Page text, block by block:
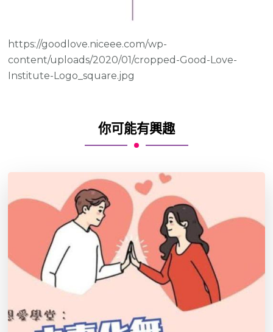
https://goodlove.niceee.com/wp-
content/uploads/2020/01/cropped-Good-Love-
Institute-Logo_square.jpg
你可能有興趣